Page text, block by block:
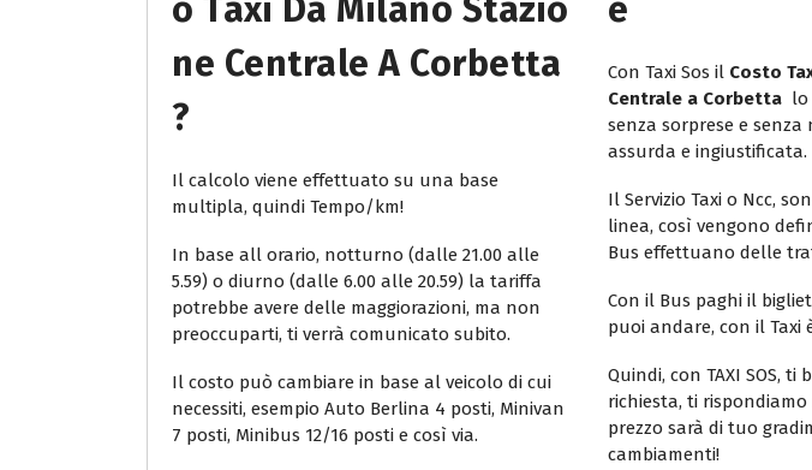
O Taxi Da Milano Stazio
Ne Centrale A Corbetta
?
Il calcolo viene effettuato su una base
multipla, quindi Tempo/km!
In base all orario, notturno (dalle 21.00 alle
5.59) o diurno (dalle 6.00 alle 20.59) la tariffa
potrebbe avere delle maggiorazioni, ma non
preoccuparti, ti verrà comunicato subito.
Il costo può cambiare in base al veicolo di cui
necessiti, esempio Auto Berlina 4 posti, Minivan
7 posti, Minibus 12/16 posti e così via.
E
Con Taxi Sos il Costo
Centrale a Corbetta lo
senza sorprese e
assurda e ingiustificata.
Il Servizio Taxi o Ncc,
linea, così vengono
Bus effettuano delle
Con il Bus paghi il
puoi andare, con il Taxi
Quindi, con TAXI SOS,
richiesta, ti
prezzo sarà di tuo
cambiamenti!